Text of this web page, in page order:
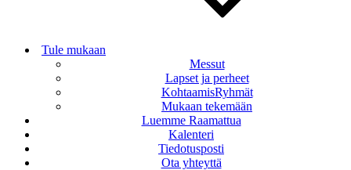
Tule mukaan
Messut
Lapset ja perheet
KohtaamisRyhmät
Mukaan tekemään
Luemme Raamattua
Kalenteri
Tiedotusposti
Ota yhteyttä